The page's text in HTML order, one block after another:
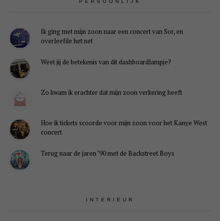
PERSOONLIJK
Ik ging met mijn zoon naar een concert van Sor, en
overleefde het net
Weet jij de betekenis van dit dashboardlampje?
Zo kwam ik erachter dat mijn zoon verkering heeft
Hoe ik tickets scoorde voor mijn zoon voor het Kanye West
concert
Terug naar de jaren ’90 met de Backstreet Boys
INTERIEUR